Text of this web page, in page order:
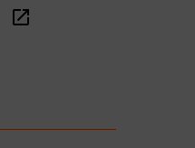
open_in_new